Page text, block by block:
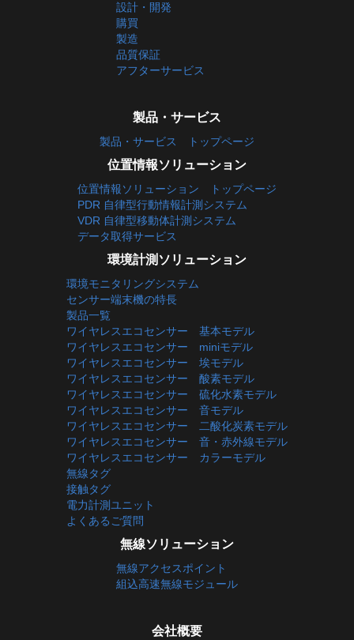
設計・開発
購買
製造
品質保証
アフターサービス
製品・サービス
製品・サービス トップページ
位置情報ソリューション
位置情報ソリューション トップページ
PDR 自律型行動情報計測システム
VDR 自律型移動体計測システム
データ取得サービス
環境計測ソリューション
環境モニタリングシステム
センサー端末機の特長
製品一覧
ワイヤレスエコセンサー 基本モデル
ワイヤレスエコセンサー miniモデル
ワイヤレスエコセンサー 埃モデル
ワイヤレスエコセンサー 酸素モデル
ワイヤレスエコセンサー 硫化水素モデル
ワイヤレスエコセンサー 音モデル
ワイヤレスエコセンサー 二酸化炭素モデル
ワイヤレスエコセンサー 音・赤外線モデル
ワイヤレスエコセンサー カラーモデル
無線タグ
接触タグ
電力計測ユニット
よくあるご質問
無線ソリューション
無線アクセスポイント
組込高速無線モジュール
会社概要